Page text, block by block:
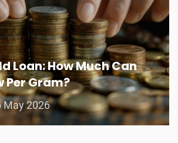
Loan: How Much Can
Per Gram?
May 2026